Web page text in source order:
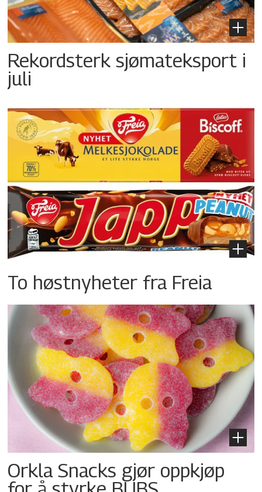
Rekordsterk sjømateksport i
juli
To høstnyheter fra Freia
Orkla Snacks gjør oppkjøp